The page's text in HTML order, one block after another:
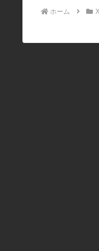
ホーム